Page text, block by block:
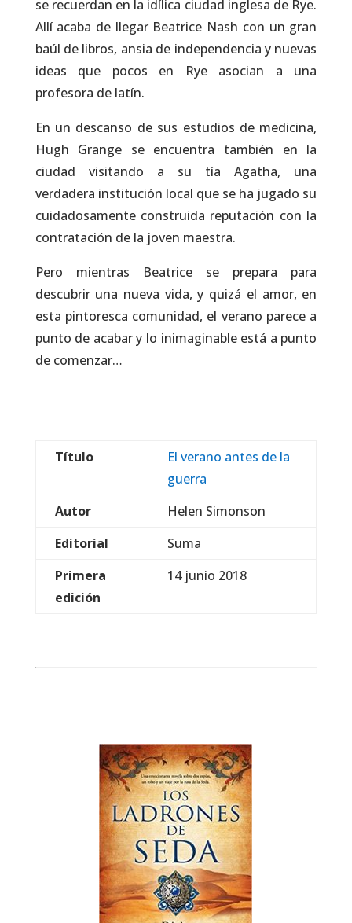
se recuerdan en la idílica ciudad inglesa de Rye.
Allí acaba de llegar Beatrice Nash con un gran
baúl de libros, ansia de independencia y nuevas
ideas que pocos en Rye asocian a una
profesora de latín.
En un descanso de sus estudios de medicina,
Hugh Grange se encuentra también en la
ciudad visitando a su tía Agatha, una
verdadera institución local que se ha jugado su
cuidadosamente construida reputación con la
contratación de la joven maestra.
Pero mientras Beatrice se prepara para
descubrir una nueva vida, y quizá el amor, en
esta pintoresca comunidad, el verano parece a
punto de acabar y lo inimaginable está a punto
de comenzar…
Título
El verano antes de la
guerra
Autor
Helen Simonson
Editorial
Suma
Primera
edición
14 junio 2018